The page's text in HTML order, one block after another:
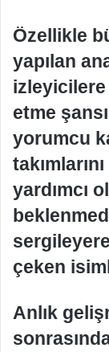
Özellikle
yapılan
izleyicilere
etme
yorumcu
yardımcı
çeken
Anlık